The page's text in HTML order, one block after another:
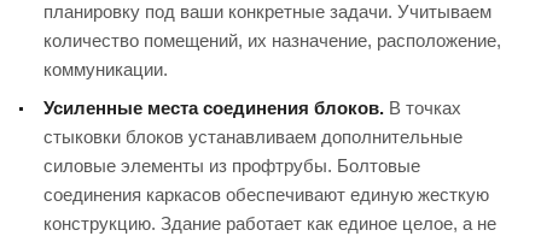
планировку под ваши конкретные задачи. Учитываем
количество помещений, их назначение, расположение,
коммуникации.
Усиленные места соединения блоков. В точках
стыковки блоков устанавливаем дополнительные
силовые элементы из профтрубы. Болтовые
соединения каркасов обеспечивают единую жесткую
конструкцию. Здание работает как единое целое, а не